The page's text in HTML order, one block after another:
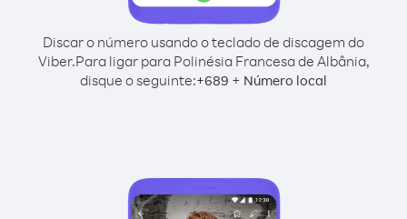
Discar o número usando o teclado de discagem do
Viber.Para ligar para Polinésia Francesa de Albânia,
disque o seguinte:+689 + Número local